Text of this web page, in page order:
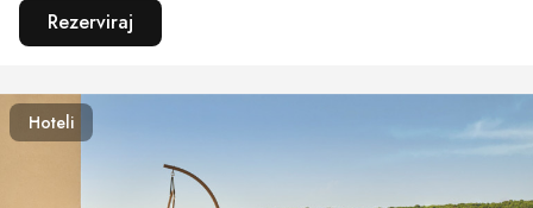
Rezerviraj
Hoteli